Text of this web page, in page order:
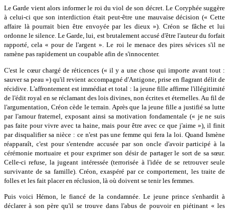
Le Garde vient alors informer le roi du viol de son décret. Le Coryphée suggère
à celui-ci que son interdiction était peut-être une mauvaise décision (« Cette
affaire là pourrait bien être envoyée par les dieux »). Créon se fâche et lui
ordonne le silence. Le Garde, lui, est brutalement accusé d'être l'auteur du forfait
rapporté, cela « pour de l'argent ». Le roi le menace des pires sévices s'il ne
ramène pas rapidement un coupable afin de s'innocenter.
C'est le cœur chargé de réticences (« il y a une chose qui importe avant tout :
sauver sa peau ») qu'il revient accompagné d'Antigone, prise en flagrant délit de
récidive. L'affrontement est immédiat et total : la jeune fille affirme l'illégitimité
de l'édit royal en se réclamant des lois divines, non écrites et éternelles. Au fil de
l'argumentation, Créon cède le terrain. Après que la jeune fille a justifié sa lutte
par l'amour fraternel, exposant ainsi sa motivation fondamentale (« je ne suis
pas faite pour vivre avec ta haine, mais pour être avec ce que j'aime »), il finit
par disqualifier sa nièce : ce n'est pas une femme qui fera la loi. Quand Ismène
réapparaît, c'est pour s'entendre accusée par son oncle d'avoir participé à la
cérémonie mortuaire et pour exprimer son désir de partager le sort de sa sœur.
Celle-ci refuse, la jugeant intéressée (terrorisée à l'idée de se retrouver seule
survivante de sa famille). Créon, exaspéré par ce comportement, les traite de
folles et les fait placer en réclusion, là où doivent se tenir les femmes.
Puis voici Hémon, le fiancé de la condamnée. Le jeune prince s'enhardit à
déclarer à son père qu'il se trouve dans l'abus de pouvoir en piétinant « les